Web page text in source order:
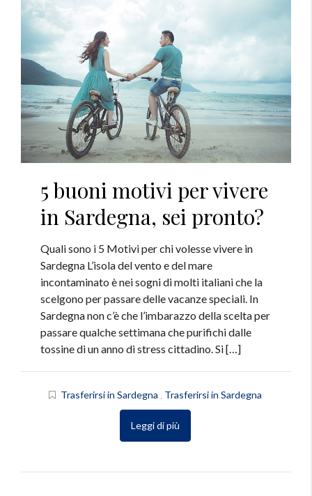
5 buoni motivi per vivere
in Sardegna, sei pronto?
Quali sono i 5 Motivi per chi volesse vivere in
Sardegna L’isola del vento e del mare
incontaminato è nei sogni di molti italiani che la
scelgono per passare delle vacanze speciali. In
Sardegna non c’è che l’imbarazzo della scelta per
passare qualche settimana che purifichi dalle
tossine di un anno di stress cittadino. Si […]
Trasferirsi in Sardegna Trasferirsi in Sardegna
Leggi di più